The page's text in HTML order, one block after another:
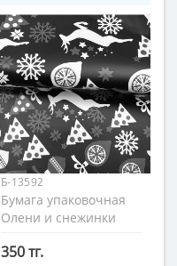
Б-13592
Бумага упаковочная
Олени и снежинки
350 тг.